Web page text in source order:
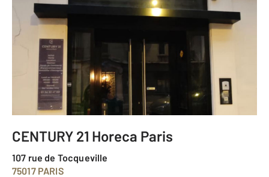
CENTURY 21 Horeca Paris
107 rue de Tocqueville
75017 PARIS